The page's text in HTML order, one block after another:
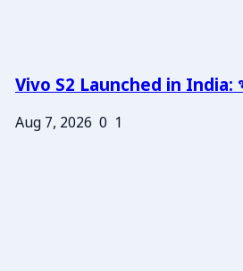
Vivo S2 Launched in India:
Aug 7, 2026 0 1